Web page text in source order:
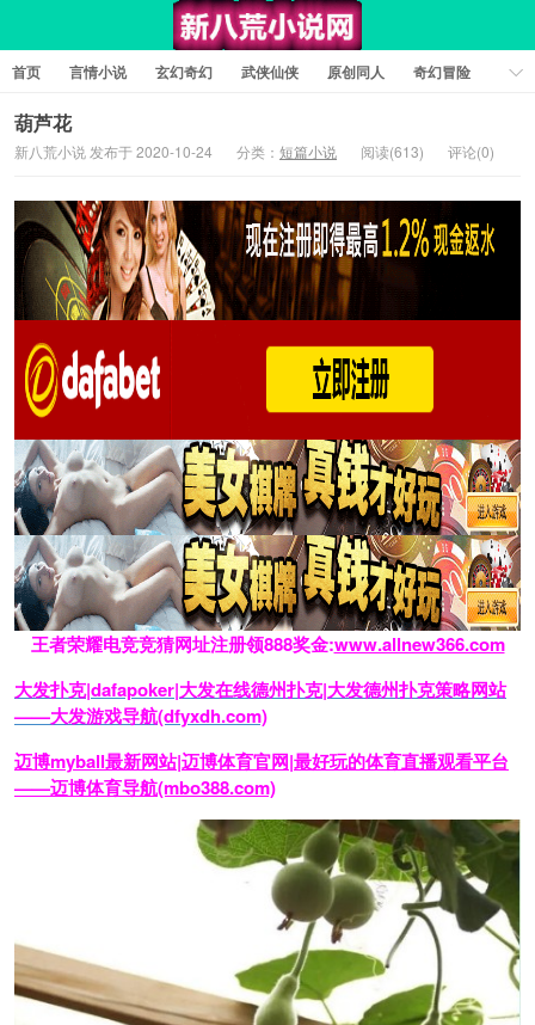
首页 言情小说 玄幻奇幻 武侠仙侠 原创同人
奇幻冒险
女性向小说
军事历史
短篇小说 科幻未来 经典文学 耽美小说
葫芦花
新八荒小说 发布于 2020-10-24 分类： 短篇小说 阅读(613) 评论(0)
王者荣耀电竞竞猜网址注册领888奖金:www.allnew366.com
大发扑克|dafapoker|大发在线德州扑克|大发德州扑克策略网站
——大发游戏导航(dfyxdh.com)
迈博myball最新网站|迈博体育官网|最好玩的体育直播观看平台
——迈博体育导航(mbo388.com)